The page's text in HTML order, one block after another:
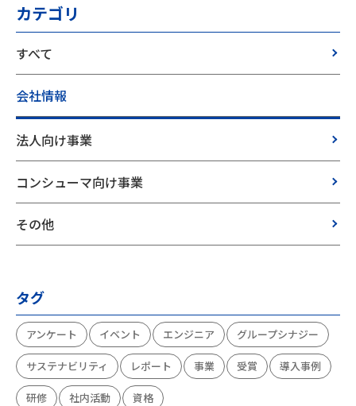
カテゴリ
すべて
会社情報
法人向け事業
コンシューマ向け事業
その他
タグ
アンケート イベント エンジニア グループシナジー
サステナビリティ レポート 事業 受賞 導入事例
研修 社内活動 資格